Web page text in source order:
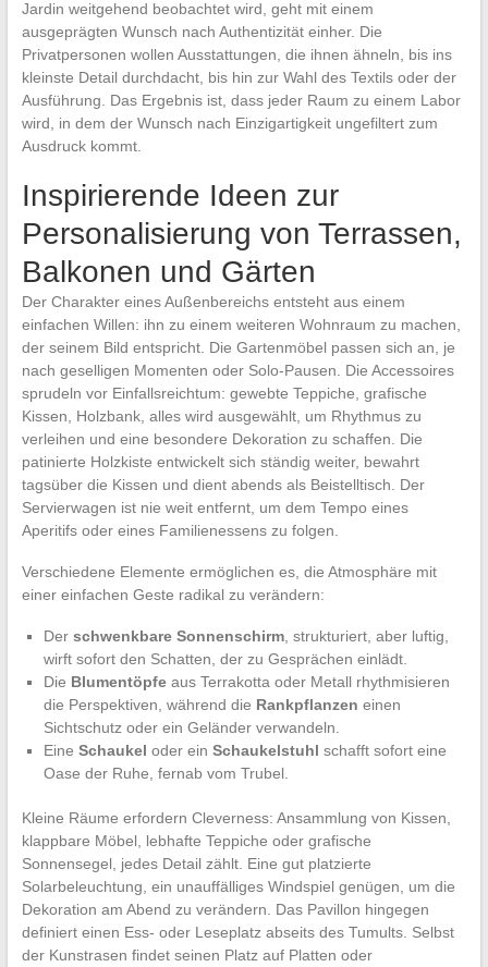
Jardin weitgehend beobachtet wird, geht mit einem
ausgeprägten Wunsch nach Authentizität einher. Die
Privatpersonen wollen Ausstattungen, die ihnen ähneln, bis ins
kleinste Detail durchdacht, bis hin zur Wahl des Textils oder der
Ausführung. Das Ergebnis ist, dass jeder Raum zu einem Labor
wird, in dem der Wunsch nach Einzigartigkeit ungefiltert zum
Ausdruck kommt.
Inspirierende Ideen zur
Personalisierung von Terrassen,
Balkonen und Gärten
Der Charakter eines Außenbereichs entsteht aus einem
einfachen Willen: ihn zu einem weiteren Wohnraum zu machen,
der seinem Bild entspricht. Die Gartenmöbel passen sich an, je
nach geselligen Momenten oder Solo-Pausen. Die Accessoires
sprudeln vor Einfallsreichtum: gewebte Teppiche, grafische
Kissen, Holzbank, alles wird ausgewählt, um Rhythmus zu
verleihen und eine besondere Dekoration zu schaffen. Die
patinierte Holzkiste entwickelt sich ständig weiter, bewahrt
tagsüber die Kissen und dient abends als Beistelltisch. Der
Servierwagen ist nie weit entfernt, um dem Tempo eines
Aperitifs oder eines Familienessens zu folgen.
Verschiedene Elemente ermöglichen es, die Atmosphäre mit
einer einfachen Geste radikal zu verändern:
Der schwenkbare Sonnenschirm, strukturiert, aber luftig,
wirft sofort den Schatten, der zu Gesprächen einlädt.
Die Blumentöpfeaus Terrakotta oder Metall rhythmisieren
die Perspektiven, während die Rankpflanzen einen
Sichtschutz oder ein Geländer verwandeln.
Eine Schaukel oder ein Schaukelstuhl schafft sofort eine
Oase der Ruhe, fernab vom Trubel.
Kleine Räume erfordern Cleverness: Ansammlung von Kissen,
klappbare Möbel, lebhafte Teppiche oder grafische
Sonnensegel, jedes Detail zählt. Eine gut platzierte
Solarbeleuchtung, ein unauffälliges Windspiel genügen, um die
Dekoration am Abend zu verändern. Das Pavillon hingegen
definiert einen Ess- oder Leseplatz abseits des Tumults. Selbst
der Kunstrasen findet seinen Platz auf Platten oder